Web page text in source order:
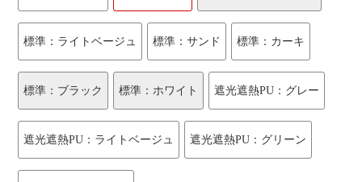
標準：ライトベージュ 標準：サンド 標準：カーキ
標準：ブラック 標準：ホワイト 遮光遮熱PU：グレー
遮光遮熱PU：ライトベージュ 遮光遮熱PU：グリーン